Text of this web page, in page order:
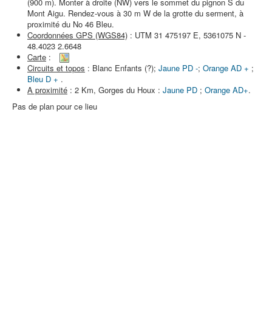
Mont Aigu. Rendez-vous à 30 m W de la grotte du serment, à
proximité du No 46 Bleu.
Coordonnées GPS (WGS84) : UTM 31 475197 E, 5361075 N -
48.4023 2.6648
Carte :
Circuits et topos : Blanc Enfants (?); Jaune PD -; Orange AD + ;
Bleu D + .
A proximité : 2 Km, Gorges du Houx : Jaune PD ; Orange AD+.
Pas de plan pour ce lieu